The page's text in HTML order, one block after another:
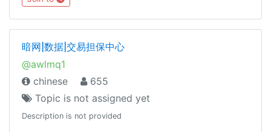
暗网|数据|交易担保中心
@awlmq1
chinese
655
Topic is not assigned yet
Description is not provided